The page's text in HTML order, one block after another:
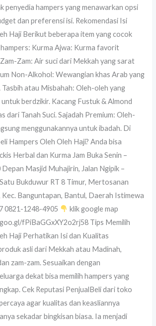
penyedia hampers yang menawarkan opsi
dan preferensi isi. Rekomendasi Isi
Haji Berikut beberapa item yang cocok
Kurma Ajwa: Kurma favorit
Non-Alkohol: Wewangian khas Arab yang
Tasbih atau Misbahah: Oleh-oleh yang
berdzikir. Kacang Fustuk & Almond
dari Tanah Suci. Sajadah Premium: Oleh-
menggunakannya untuk ibadah. Di
Hampers Oleh Oleh Haji? Anda bisa
Herbal dan Kurma Jam Buka Senin –
Masjid Muhajirin, Jalan Ngipik –
Bukduwur RT 8 Timur, Mertosanan
Banguntapan, Bantul, Daerah Istimewa
0821-1248-4905
klik google map
fPiBaGGxXY2o2rj58 Tips Memilih
Haji Perhatikan Isi dan Kualitas
asli dari Mekkah atau Madinah,
zam-zam. Sesuaikan dengan
dekat bisa memilih hampers yang
Cek Reputasi PenjualBeli dari toko
agar kualitas dan keasliannya
sekadar bingkisan biasa. Ia menjadi